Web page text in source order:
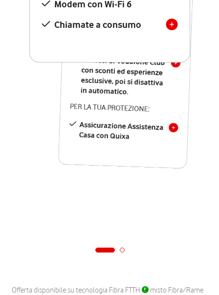
Modem con Wi-Fi 6
Chiamate a consumo
Chiamate illimitate verso
numeri fissi e mobili
nazionali
12 mesi di Vodafone Club
con sconti ed esperienze
esclusive, poi si disattiva
in automatico.
PER LA TUA PROTEZIONE:
Assicurazione Assistenza
Casa con Quixa
Offerta disponibile su tecnologia Fibra FTTH
misto Fibra/Rame